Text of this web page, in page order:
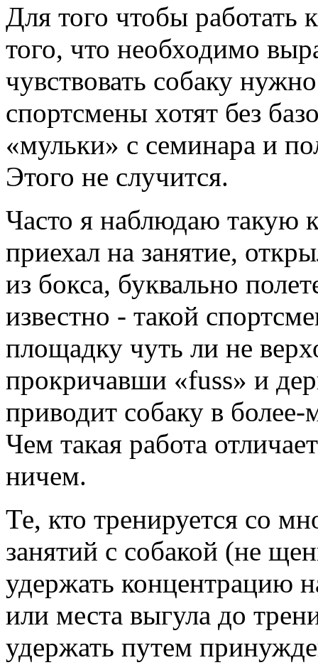
Для того чтобы
того, что необходимо
чувствовать собаку
спортсмены хотят без
«мульки» с семинара и
Этого не случится.
Часто я наблюдаю такую
приехал на занятие,
из бокса, буквально
известно - такой
площадку чуть ли не
прокричавши «fuss» и
приводит собаку в
Чем такая работа
ничем.
Те, кто тренируется со
занятий с собакой (не
удержать концентрацию
или места выгула до
удержать путем